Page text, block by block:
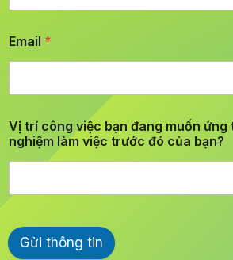
Email *
Vị trí công việc bạn đang muốn ứng
nghiệm làm việc trước đó của bạn?
Gửi thông tin